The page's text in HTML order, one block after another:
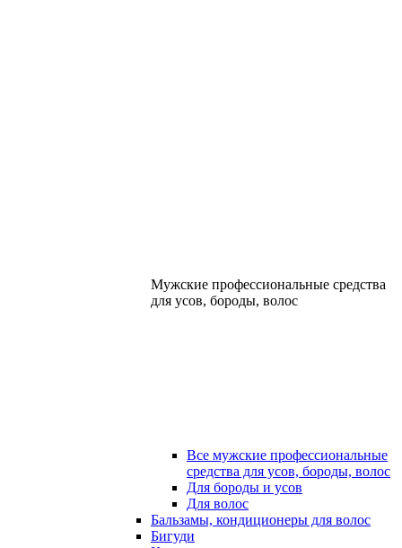
Мужские профессиональные средства
для усов, бороды, волос
Все мужские профессиональные
средства для усов, бороды, волос
Для бороды и усов
Для волос
Бальзамы, кондиционеры для волос
Бигуди